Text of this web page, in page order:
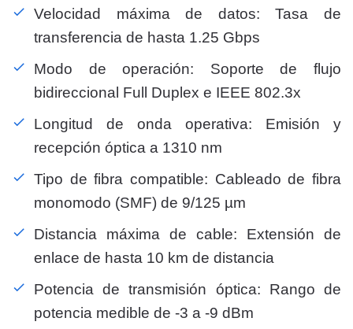
Velocidad máxima de datos: Tasa de
transferencia de hasta 1.25 Gbps
Modo de operación: Soporte de flujo
bidireccional Full Duplex e IEEE 802.3x
Longitud de onda operativa: Emisión y
recepción óptica a 1310 nm
Tipo de fibra compatible: Cableado de fibra
monomodo (SMF) de 9/125 µm
Distancia máxima de cable: Extensión de
enlace de hasta 10 km de distancia
Potencia de transmisión óptica: Rango de
potencia medible de -3 a -9 dBm